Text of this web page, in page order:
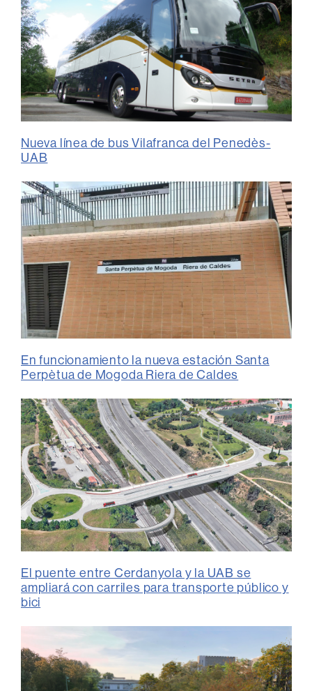
Nueva línea de bus Vilafranca del Penedès-
UAB
En funcionamiento la nueva estación Santa
Perpètua de Mogoda Riera de Caldes
El puente entre Cerdanyola y la UAB se
ampliará con carriles para transporte público y
bici